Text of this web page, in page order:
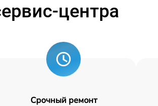
центра
Срочный ремонт